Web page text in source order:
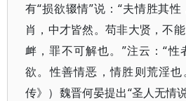
有“损欲辍情”说：“夫情胜其
肖，中才皆然。苟非大贤，不
衅，罪不可解也。”注云：“性
欲。性善情恶，情胜则荒淫也
传》）魏晋何晏提出“圣人无情